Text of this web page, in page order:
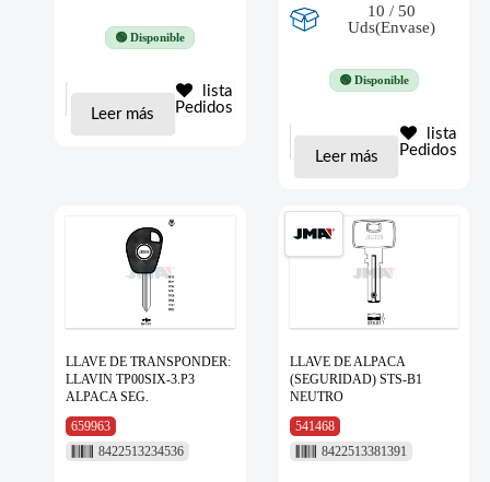
🟢 Disponible
Leer más
lista
Pedidos
10 / 50
Uds(Envase)
🟢 Disponible
Leer más
lista
Pedidos
LLAVE DE TRANSPONDER:
LLAVIN TP00SIX-3.P3
ALPACA SEG.
659963
8422513234536
LLAVE DE ALPACA
(SEGURIDAD) STS-B1
NEUTRO
541468
8422513381391